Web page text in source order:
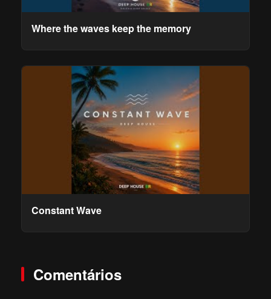
Where the waves keep the memory
Constant Wave
Comentários